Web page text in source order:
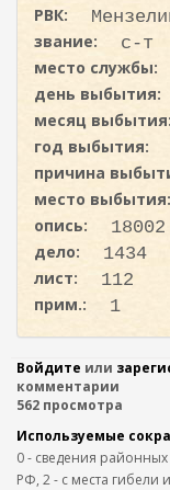
РВК:
звание:
с-т
место службы:
день выбытия:
месяц выбытия:
год выбытия:
причина
место выбытия:
опись:
18002
дело:
1434
лист:
112
прим.:
1
Войдите или
комментарии
562 просмотра
Используемые
0 - сведения
РФ, 2 - с места гибели